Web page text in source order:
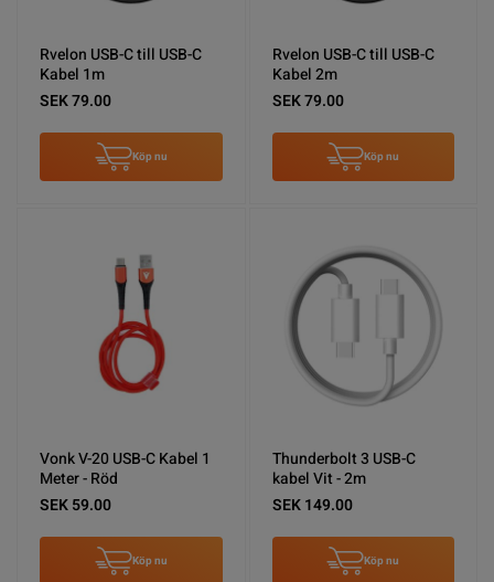
Rvelon USB-C till USB-C
Kabel 1m
SEK 79.00
Köp nu
Rvelon USB-C till USB-C
Kabel 2m
SEK 79.00
Köp nu
Vonk V-20 USB-C Kabel 1
Meter - Röd
SEK 59.00
Köp nu
Thunderbolt 3 USB-C
kabel Vit - 2m
SEK 149.00
Köp nu